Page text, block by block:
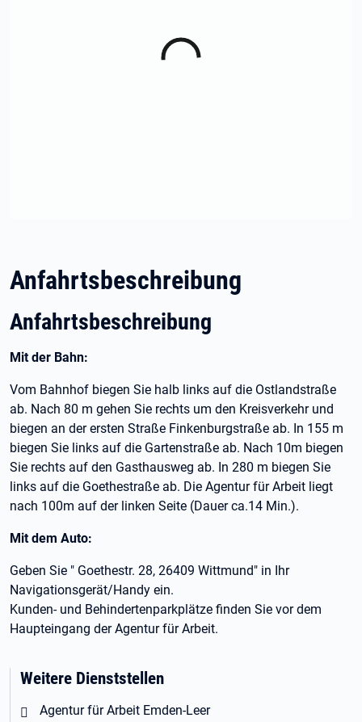
Anfahrtsbeschreibung
Anfahrtsbeschreibung
Mit der Bahn:
Vom Bahnhof biegen Sie halb links auf die Ostlandstraße
ab. Nach 80 m gehen Sie rechts um den Kreisverkehr und
biegen an der ersten Straße Finkenburgstraße ab. In 155 m
biegen Sie links auf die Gartenstraße ab. Nach 10m biegen
Sie rechts auf den Gasthausweg ab. In 280 m biegen Sie
links auf die Goethestraße ab. Die Agentur für Arbeit liegt
nach 100m auf der linken Seite (Dauer ca.14 Min.).
Mit dem Auto:
Geben Sie " Goethestr. 28, 26409 Wittmund" in Ihr
Navigationsgerät/Handy ein.
Kunden- und Behindertenparkplätze finden Sie vor dem
Haupteingang der Agentur für Arbeit.
Weitere Dienststellen
Agentur für Arbeit Emden-Leer